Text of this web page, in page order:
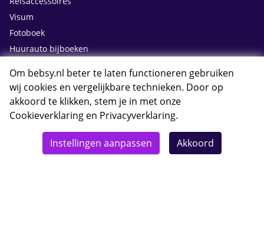
Visum
Fotoboek
Huurauto bijboeken
Contact
Om bebsy.nl beter te laten functioneren gebruiken
wij cookies en vergelijkbare technieken. Door op
akkoord te klikken, stem je in met onze
Cookieverklaring en Privacyverklaring.
Instellingen aanpassen Akkoord